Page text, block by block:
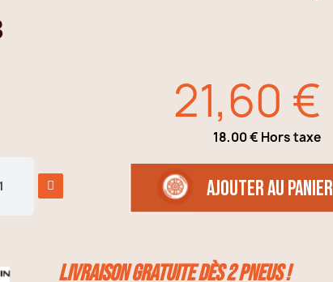
21,60 €
18,00 € Hors taxe
AJOUTER AU PANIER
Livraison GRATUITE dès 2 pneus !